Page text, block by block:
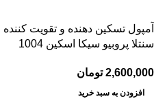
آمپول تسکین دهنده و تقویت کننده
سنتلا پروبیو سیکا اسکین 1004
2,600,000 تومان
افزودن به سبد خرید